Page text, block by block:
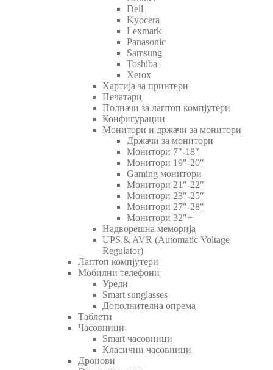
Dell
Kyocera
Lexmark
Panasonic
Samsung
Toshiba
Xerox
Хартија за принтери
Печатари
Полначи за лаптоп компјутери
Конфигурации
Монитори и држачи за монитори
Држачи за монитори
Монитори 7″-18″
Монитори 19″-20″
Gaming монитори
Монитори 21″-22″
Монитори 23″-25″
Монитори 27″-28″
Монитори 32″+
Надворешна меморија
UPS & AVR (Automatic Voltage
Regulator)
Лаптоп компјутери
Мобилни телефони
Уреди
Smart sunglasses
Дополнителна опрема
Таблети
Часовници
Smart часовници
Класични часовници
Дронови